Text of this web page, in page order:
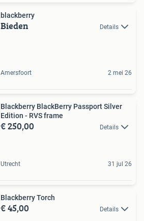
blackberry
Bieden Details
Amersfoort 2 mei 26
Blackberry BlackBerry Passport Silver
Edition - RVS frame
€ 250,00 Details
Utrecht 31 jul 26
Blackberry Torch
€ 45,00 Details